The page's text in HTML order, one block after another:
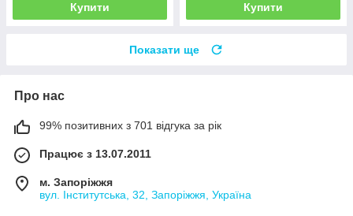
Купити Купити
Показати ще
Про нас
99% позитивних з 701 відгука за рік
Працює з 13.07.2011
м. Запоріжжя
вул. Інститутська, 32, Запоріжжя, Україна